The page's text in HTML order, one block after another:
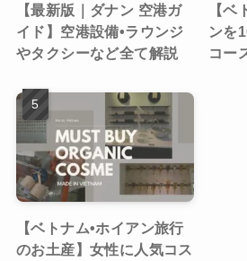
【最新版｜ダナン 空港ガ
イド】空港設備•ラウンジ
やタクシーなど全て解説
【ベ
ンを
コー
【ベトナム•ホイアン旅行
のお土産】女性に人気コス